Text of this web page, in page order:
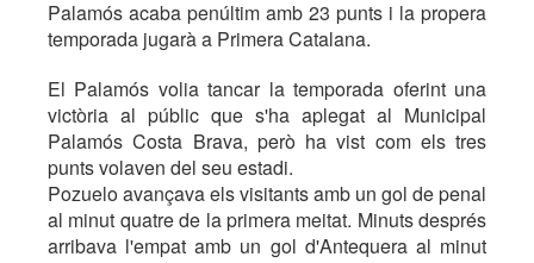
Palamós acaba penúltim amb 23 punts i la propera
temporada jugarà a Primera Catalana.
El Palamós volia tancar la temporada oferint una
victòria al públic que s'ha aplegat al Municipal
Palamós Costa Brava, però ha vist com els tres
punts volaven del seu estadi.
Pozuelo avançava els visitants amb un gol de penal
al minut quatre de la primera meitat. Minuts després
arribava l'empat amb un gol d'Antequera al minut